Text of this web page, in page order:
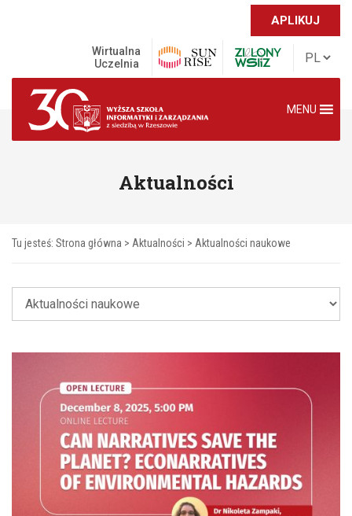
APLIKUJ
Wirtualna
Uczelnia
MENU
Aktualności
Tu jesteś: Strona główna > Aktualności > Aktualności naukowe